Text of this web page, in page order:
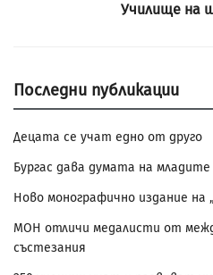
Училище на
Последни публикации
Децата се учат едно от друго
Бургас дава думата на младите
Ново монографично издание на
МОН отличи медалисти от
състезания